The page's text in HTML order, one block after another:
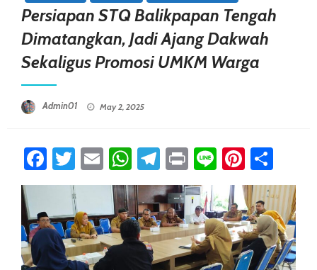
Persiapan STQ Balikpapan Tengah
Dimatangkan, Jadi Ajang Dakwah
Sekaligus Promosi UMKM Warga
Admin01 May 2, 2025
Facebook
Twitter
EmailWhatsApp
Telegram
PrintLine